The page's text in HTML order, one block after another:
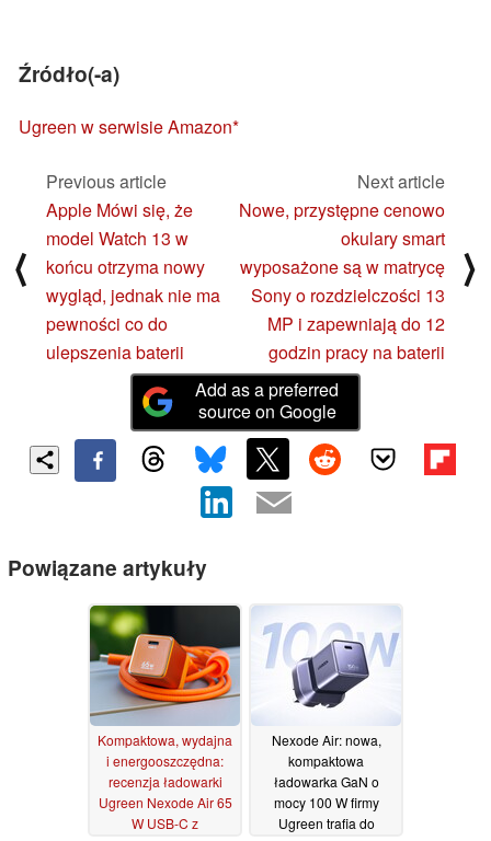
Źródło(-a)
Ugreen w serwisie Amazon
⟨
Previous article
Apple Mówi się, że
model Watch 13 w
końcu otrzyma nowy
wygląd, jednak nie ma
pewności co do
ulepszenia baterii
Next article
Nowe, przystępne cenowo
okulary smart
wyposażone są w matrycę
Sony o rozdzielczości 13
MP i zapewniają do 12
godzin pracy na baterii
⟩
Add as a preferred
source on Google
Powiązane artykuły
Kompaktowa, wydajna
i energooszczędna:
recenzja ładowarki
Ugreen Nexode Air 65
W USB-C z
Nexode Air: nowa,
kompaktowa
ładowarka GaN o
mocy 100 W firmy
Ugreen trafia do